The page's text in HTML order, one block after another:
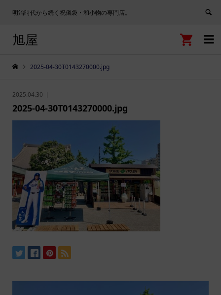
明治時代から続く祝儀袋・和小物の専門店。

旭屋 
2025-04-30T0143270000.jpg
2025.04.30
2025-04-30T0143270000.jpg